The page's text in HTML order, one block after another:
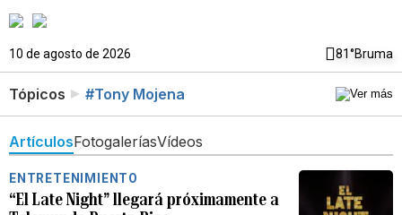
10 de agosto de 2026 81°Bruma
Tópicos #Tony Mojena
ArtículosFotogaleríasVídeos
ENTRETENIMIENTO
“El Late Night” llegará próximamente a